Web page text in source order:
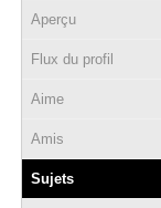
Aperçu
Flux du profil
Aime
Amis
Sujets